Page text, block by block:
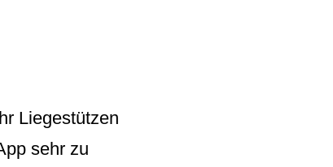
Liegestützen
sehr zu